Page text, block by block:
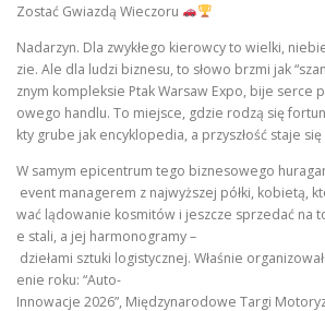
Zostać Gwiazdą Wieczoru
Nadarzyn. Dla zwykłego kierowcy to wielki,
zie. Ale dla ludzi biznesu, to słowo brzmi jak
znym kompleksie Ptak Warsaw Expo, bije serce
owego handlu. To miejsce, gdzie rodzą się
kty grube jak encyklopedia, a przyszłość staje
W samym epicentrum tego biznesowego
event managerem z najwyższej półki, kobietą,
wać lądowanie kosmitów i jeszcze sprzedać na
e stali, a jej harmonogramy –
dziełami sztuki logistycznej. Właśnie
enie roku: “Auto-
Innowacje 2026”, Międzynarodowe Targi